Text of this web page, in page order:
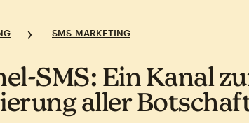
SMS-MARKETING
Ein Kanal
aller